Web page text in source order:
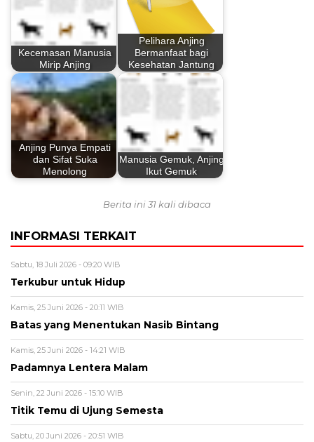
Kecemasan Manusia
Mirip Anjing
Pelihara Anjing
Bermanfaat bagi
Kesehatan Jantung
Anjing Punya Empati
dan Sifat Suka
Menolong
Manusia Gemuk, Anjing
Ikut Gemuk
Berita ini 31 kali dibaca
INFORMASI TERKAIT
Sabtu, 18 Juli 2026 - 09:20 WIB
Terkubur untuk Hidup
Kamis, 25 Juni 2026 - 20:11 WIB
Batas yang Menentukan Nasib Bintang
Kamis, 25 Juni 2026 - 14:21 WIB
Padamnya Lentera Malam
Senin, 22 Juni 2026 - 15:10 WIB
Titik Temu di Ujung Semesta
Sabtu, 20 Juni 2026 - 20:51 WIB